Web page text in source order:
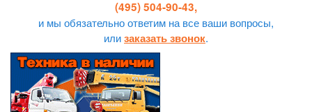
(495) 504-90-43,
и мы обязательно ответим на все ваши вопросы,
илизаказать звонок.